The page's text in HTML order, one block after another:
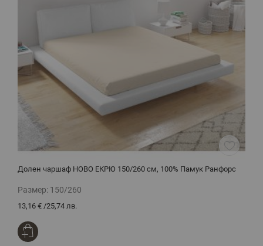
Долен чаршаф НОВО ЕКРЮ 150/260 см, 100% Памук Ранфорс
Размер: 150/260
13,16 € /25,74 лв.